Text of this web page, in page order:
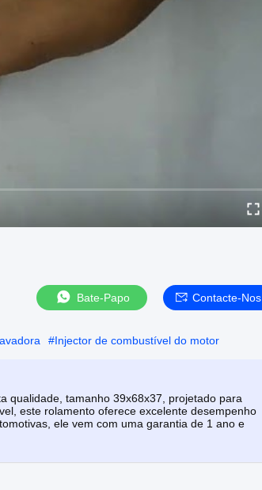
Bate-Papo Contacte-Nos
#Injector de combustível do motor
qualidade, tamanho 39x68x37, projetado para
este rolamento oferece excelente desempenho
ele vem com uma garantia de 1 ano e